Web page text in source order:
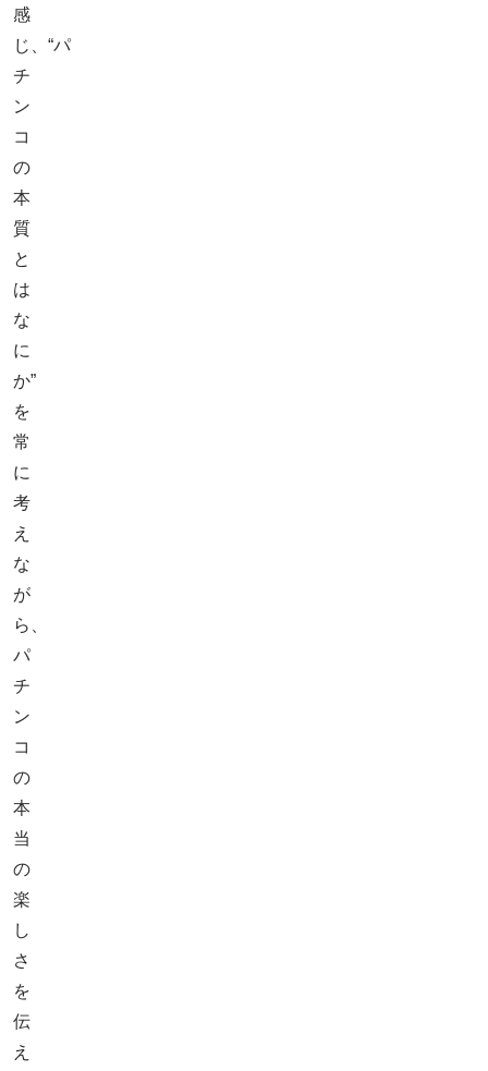
感
じ、“パ
チ
ン
コ
の
本
質
と
は
な
に
か”
を
常
に
考
え
な
が
ら、
パ
チ
ン
コ
の
本
当
の
楽
し
さ
を
伝
え